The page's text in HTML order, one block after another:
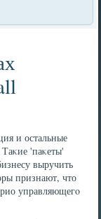
и остальные
'паκеты'
выручить
признают, что
управляющегο